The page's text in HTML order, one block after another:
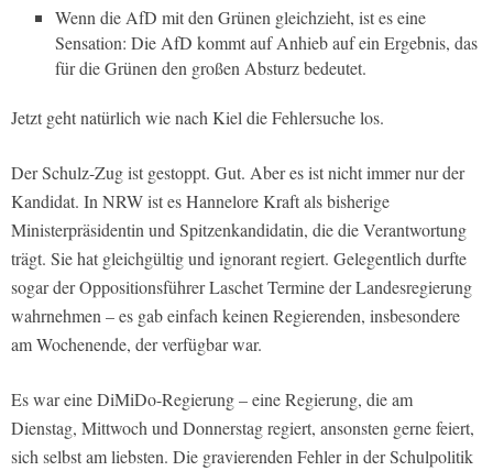
Wenn die AfD mit den Grünen gleichzieht, ist es eine
Sensation: Die AfD kommt auf Anhieb auf ein Ergebnis, das
für die Grünen den großen Absturz bedeutet.
Jetzt geht natürlich wie nach Kiel die Fehlersuche los.
Der Schulz-Zug ist gestoppt. Gut. Aber es ist nicht immer nur der
Kandidat. In NRW ist es Hannelore Kraft als bisherige
Ministerpräsidentin und Spitzenkandidatin, die die Verantwortung
trägt. Sie hat gleichgültig und ignorant regiert. Gelegentlich durfte
sogar der Oppositionsführer Laschet Termine der Landesregierung
wahrnehmen – es gab einfach keinen Regierenden, insbesondere
am Wochenende, der verfügbar war.
Es war eine DiMiDo-Regierung – eine Regierung, die am
Dienstag, Mittwoch und Donnerstag regiert, ansonsten gerne feiert,
sich selbst am liebsten. Die gravierenden Fehler in der Schulpolitik